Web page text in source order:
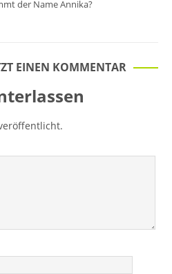
der Name Annika?
EINEN KOMMENTAR